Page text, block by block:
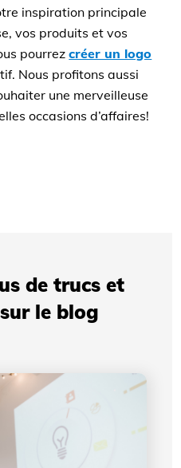
inspiration principale
vos produits et vos
pourrezcréer un logo
Nous profitons aussi
une merveilleuse
occasions d’affaires!
de trucs et
le blog
comment votre
votre crédibilité